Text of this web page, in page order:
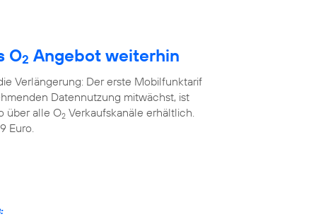
O2 Angebot weiterhin
Verlängerung: Der erste Mobilfunktarif
Datennutzung mitwächst, ist
über alle O2 Verkaufskanäle erhältlich.
Euro.